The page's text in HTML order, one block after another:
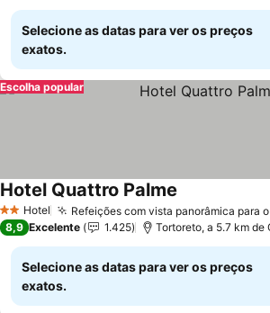
Selecione as datas para ver os preços
exatos.
Escolha popular
2 Estrelas
Hotel Refeições com vista panorâmica para
Hotel Quattro Palme
8,9 Excelente 1.425 Tortoreto, a 5.7 km de
Selecione as datas para ver os preços
exatos.